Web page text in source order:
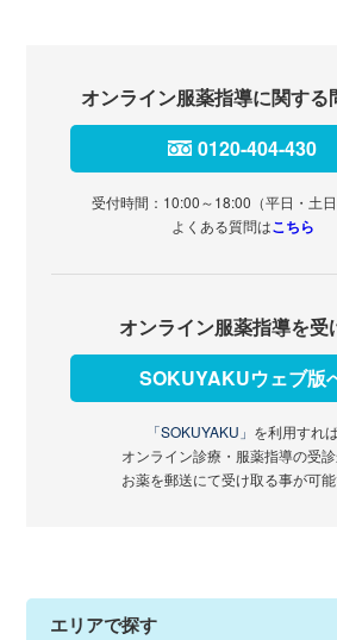
オンライン服薬指導に関する
0120-404-430
受付時間：10:00～18:00（平日・土日
よくある質問はこちら
オンライン服薬指導を受
SOKUYAKUウェブ版
「SOKUYAKU」 を利用すれ
オンライン診療・服薬指導の受
お薬を郵送にて受け取る事が可
エリアで探す